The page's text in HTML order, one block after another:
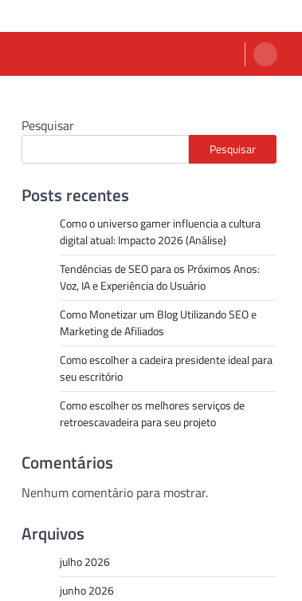
Pesquisar
Pesquisar
Posts recentes
Como o universo gamer influencia a cultura
digital atual: Impacto 2026 (Análise)
Tendências de SEO para os Próximos Anos:
Voz, IA e Experiência do Usuário
Como Monetizar um Blog Utilizando SEO e
Marketing de Afiliados
Como escolher a cadeira presidente ideal para
seu escritório
Como escolher os melhores serviços de
retroescavadeira para seu projeto
Comentários
Nenhum comentário para mostrar.
Arquivos
julho 2026
junho 2026